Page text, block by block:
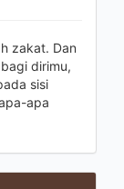
zakat. Dan
dirimu,
sisi
apa